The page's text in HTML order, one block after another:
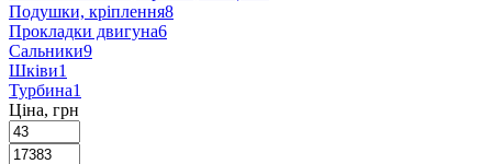
Подушки, кріплення8
Прокладки двигуна6
Сальники9
Шківи1
Турбина1
Ціна, грн